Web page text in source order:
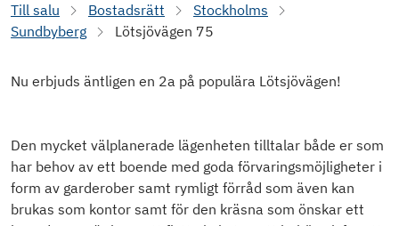
Till salu Bostadsrätt
Stockholms
Sundbyberg
Lötsjövägen 75
Nu erbjuds äntligen en 2a på populära Lötsjövägen!
Den mycket välplanerade lägenheten tilltalar både er som
har behov av ett boende med goda förvaringsmöjligheter i
form av garderober samt rymligt förråd som även kan
brukas som kontor samt för den kräsna som önskar ett